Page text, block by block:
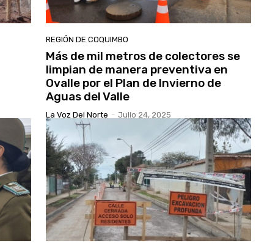
REGIÓN DE COQUIMBO
Más de mil metros de colectores se
limpian de manera preventiva en
Ovalle por el Plan de Invierno de
Aguas del Valle
La Voz Del Norte - Julio 24, 2025